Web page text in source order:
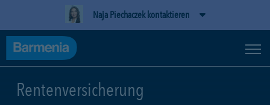
Naja Piechaczek kontaktieren
Rentenversicherung